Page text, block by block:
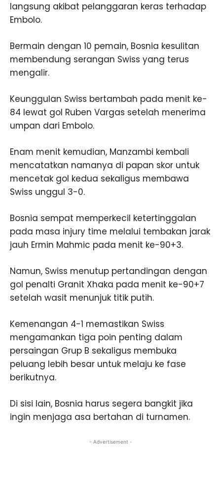
langsung akibat pelanggaran keras terhadap
Embolo.
Bermain dengan 10 pemain, Bosnia kesulitan
membendung serangan Swiss yang terus
mengalir.
Keunggulan Swiss bertambah pada menit ke-
84 lewat gol Ruben Vargas setelah menerima
umpan dari Embolo.
Enam menit kemudian, Manzambi kembali
mencatatkan namanya di papan skor untuk
mencetak gol kedua sekaligus membawa
Swiss unggul 3-0.
Bosnia sempat memperkecil ketertinggalan
pada masa injury time melalui tembakan jarak
jauh Ermin Mahmic pada menit ke-90+3.
Namun, Swiss menutup pertandingan dengan
gol penalti Granit Xhaka pada menit ke-90+7
setelah wasit menunjuk titik putih.
Kemenangan 4-1 memastikan Swiss
mengamankan tiga poin penting dalam
persaingan Grup B sekaligus membuka
peluang lebih besar untuk melaju ke fase
berikutnya.
Di sisi lain, Bosnia harus segera bangkit jika
ingin menjaga asa bertahan di turnamen.
- Advertisement -